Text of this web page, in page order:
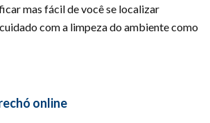
mas fácil de você se localizar
com a limpeza do ambiente como
online